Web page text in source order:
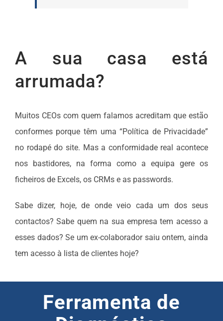
A sua casa está
arrumada?
Muitos CEOs com quem falamos acreditam que estão
conformes porque têm uma “Política de Privacidade”
no rodapé do site. Mas a conformidade real acontece
nos bastidores, na forma como a equipa gere os
ficheiros de Excels, os CRMs e as passwords.
Sabe dizer, hoje, de onde veio cada um dos seus
contactos? Sabe quem na sua empresa tem acesso a
esses dados? Se um ex-colaborador saiu ontem, ainda
tem acesso à lista de clientes hoje?
Ferramenta de